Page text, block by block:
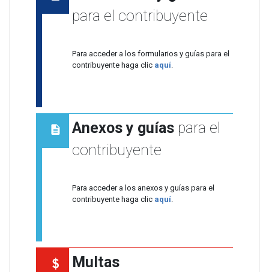
para el contribuyente
Para acceder a los formularios y guías para el
contribuyente haga clic aquí.
Anexos y guíaspara el
contribuyente
Para acceder a los anexos y guías para el
contribuyente haga clic aquí.
Multas